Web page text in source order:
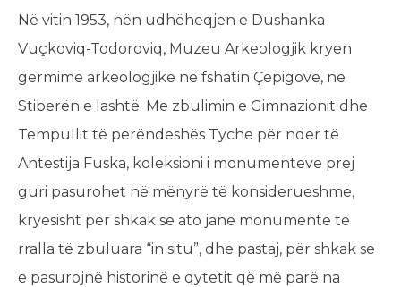
Në vitin 1953, nën udhëheqjen e Dushanka
Vuçkoviq-Todoroviq, Muzeu Arkeologjik kryen
gërmime arkeologjike në fshatin Çepigovë, në
Stiberën e lashtë. Me zbulimin e Gimnazionit dhe
Tempullit të perëndeshës Tyche për nder të
Antestija Fuska, koleksioni i monumenteve prej
guri pasurohet në mënyrë të konsiderueshme,
kryesisht për shkak se ato janë monumente të
rralla të zbuluara “in situ”, dhe pastaj, për shkak se
e pasurojnë historinë e qytetit që më parë na